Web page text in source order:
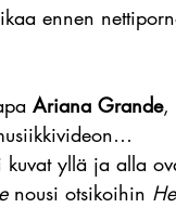
ennen
Ariana Grande,
yllä ja alla
nousi otsikoihin